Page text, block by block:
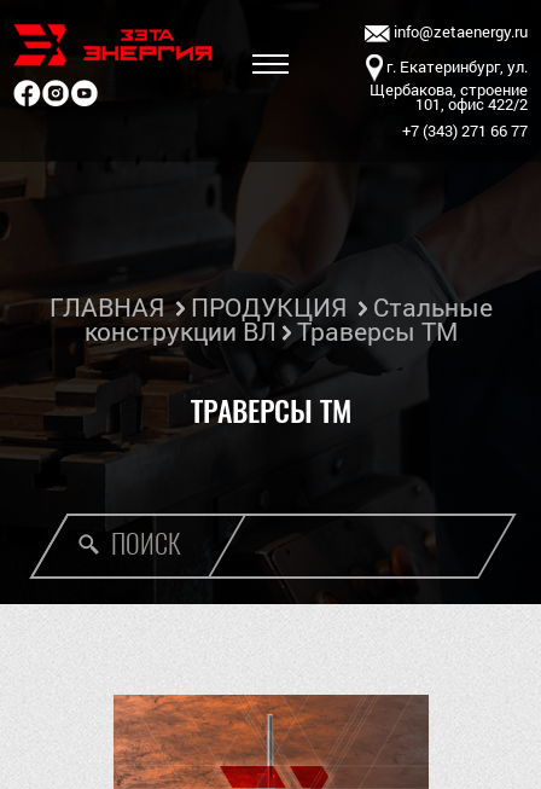
info@zetaenergy.ru
г. Екатеринбург, ул.
Щербакова, строение
101, офис 422/2
+7 (343) 271 66 77
ПОИСК
ГЛАВНАЯ ПРОДУКЦИЯ Стальные
конструкции ВЛ Траверсы ТМ
ТРАВЕРСЫ ТМ